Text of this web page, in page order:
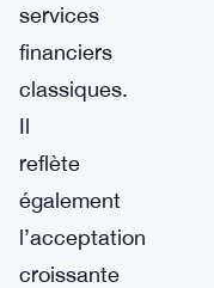
services
financiers
classiques.
Il
reflète
également
l’acceptation
croissante